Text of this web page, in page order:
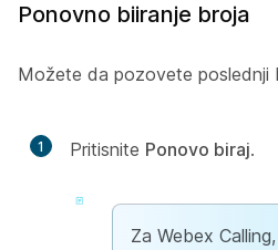
Ponovno biiranje broja
Možete da pozovete poslednji
1 Pritisnite Ponovo biraj.
Za Webex